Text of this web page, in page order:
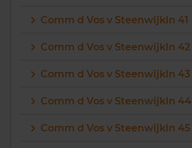
Comm d Vos v Steenwijkln 41
Comm d Vos v Steenwijkln 42
Comm d Vos v Steenwijkln 43
Comm d Vos v Steenwijkln 44
Comm d Vos v Steenwijkln 45